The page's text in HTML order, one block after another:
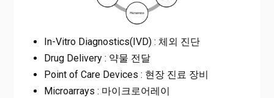
In-Vitro Diagnostics(IVD) : 체외 진단
Drug Delivery : 약물 전달
Point of Care Devices : 현장 진료 장비
Microarrays : 마이크로어레이